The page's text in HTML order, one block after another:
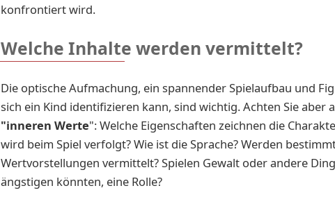
konfrontiert wird.
Welche Inhalte werden vermittelt?
Die optische Aufmachung, ein spannender Spielaufbau und
sich ein Kind identifizieren kann, sind wichtig. Achten Sie aber
"inneren Werte": Welche Eigenschaften zeichnen die
wird beim Spiel verfolgt? Wie ist die Sprache? Werden
Wertvorstellungen vermittelt? Spielen Gewalt oder andere
ängstigen könnten, eine Rolle?